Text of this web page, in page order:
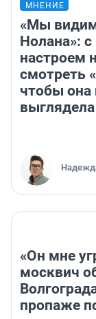
МНЕНИЕ
«Мы
Нолана»:
настроем
смотреть
чтобы она
«Он мне
москвич
пропаже